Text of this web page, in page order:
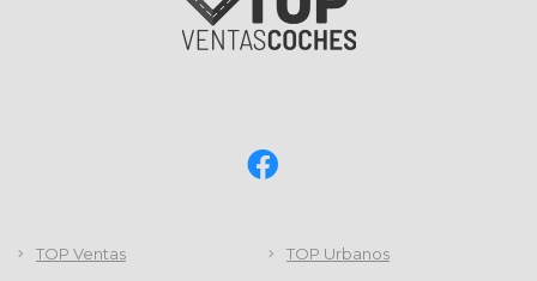
TOP Ventas TOP Urbanos